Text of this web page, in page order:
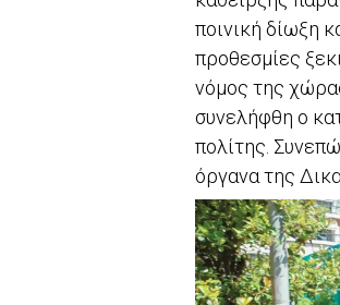
ποινική δίωξη
προθεσμίες
νόμος της
συνελήφθη ο
πολίτης.
όργανα της